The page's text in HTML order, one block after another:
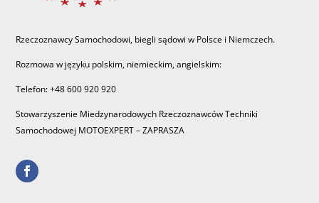
Rzeczoznawcy Samochodowi, biegli sądowi w Polsce i Niemczech.
Rozmowa w języku polskim, niemieckim, angielskim:
Telefon: +48 600 920 920
Stowarzyszenie Miedzynarodowych Rzeczoznawców Techniki
Samochodowej MOTOEXPERT – ZAPRASZA